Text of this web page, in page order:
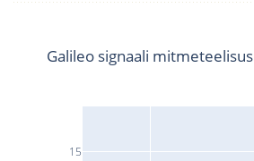
15
Galileo signaali mitmeteelisus